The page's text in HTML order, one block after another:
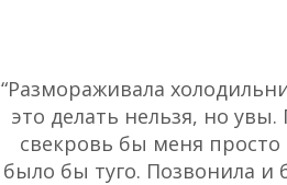
“Размораживала
это делать нельзя, но
свекровь бы меня просто
было бы туго. Позвонила и